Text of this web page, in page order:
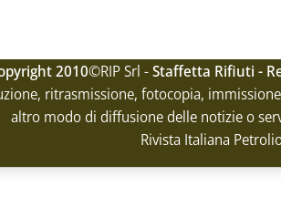
2010©RIP Srl -Staffetta Rifiuti -
ritrasmissione, fotocopia,
altro modo di diffusione delle notizie o
Rivista Italiana